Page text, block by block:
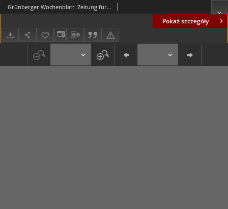
Pokaż szczegóły
Grünberger Wochenblatt: Zeitung für Stadt und Land, No. 94. (23. April 1935)